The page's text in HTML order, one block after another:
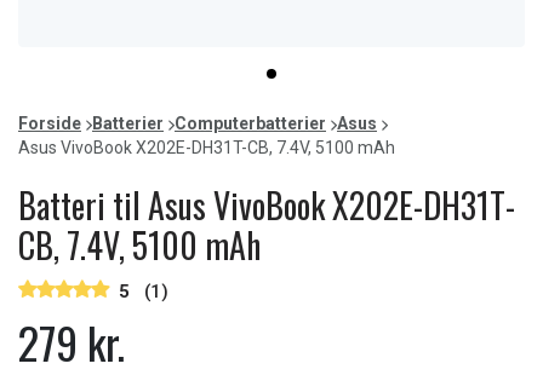
item
0
of
1
Forside Batterier Computerbatterier
Asus
Asus VivoBook X202E-DH31T-CB, 7.4V, 5100 mAh
Batteri til Asus VivoBook X202E-DH31T-
CB, 7.4V, 5100 mAh
5 (1)
279 kr.